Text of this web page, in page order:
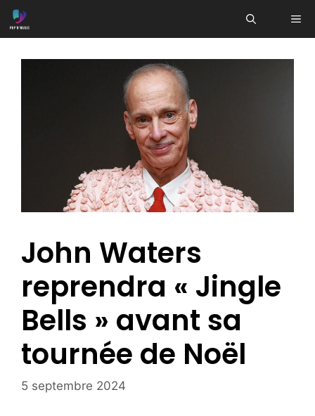
Aller
au
John Waters
reprendra « Jingle
Bells » avant sa
tournée de Noël
5 septembre 2024